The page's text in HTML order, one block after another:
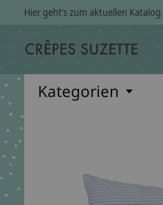
Hier geht’s zum aktuellen Katalog
Kategorien